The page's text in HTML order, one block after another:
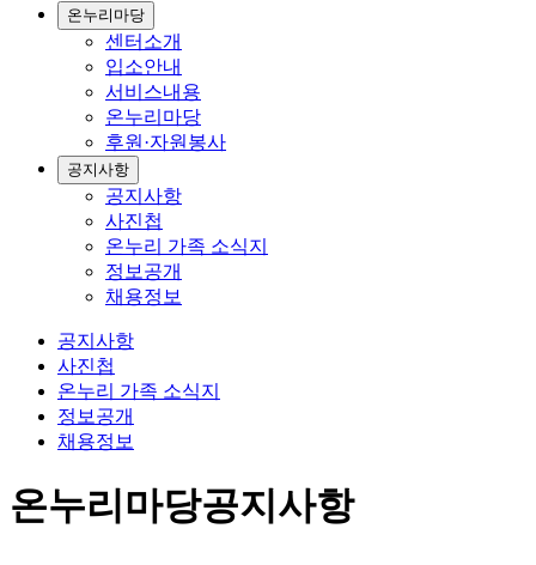
온누리마당
센터소개
입소안내
서비스내용
온누리마당
후원·자원봉사
공지사항
공지사항
사진첩
온누리 가족 소식지
정보공개
채용정보
공지사항
사진첩
온누리 가족 소식지
정보공개
채용정보
온누리마당공지사항